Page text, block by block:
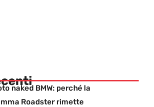
naked BMW: perché la
Roadster rimette